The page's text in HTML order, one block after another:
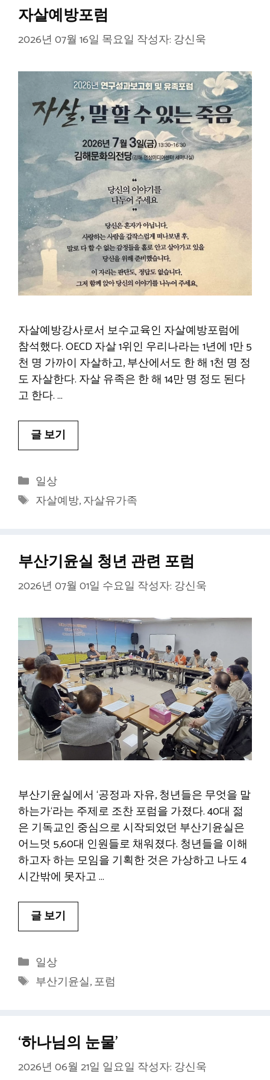
자살예방포럼
2026년 07월 16일 목요일 작성자: 강신욱
자살예방강사로서 보수교육인 자살예방포럼에
참석했다. OECD 자살 1위인 우리나라는 1년에 1만 5
천 명 가까이 자살하고, 부산에서도 한 해 1천 명 정
도 자살한다. 자살 유족은 한 해 14만 명 정도 된다
고 한다. …
글 보기
카
테
고
일상
태
자살예방,자살유가족
부산기윤실 청년 관련 포럼
2026년 07월 01일 수요일 작성자: 강신욱
부산기윤실에서 ‘공정과 자유, 청년들은 무엇을 말
하는가‘라는 주제로 조찬 포럼을 가졌다. 40대 젊
은 기독교인 중심으로 시작되었던 부산기윤실은
어느덧 5,60대 인원들로 채워졌다. 청년들을 이해
하고자 하는 모임을 기획한 것은 가상하고 나도 4
시간밖에 못자고 …
글 보기
카
테
고
일상
태
부산기윤실,포럼
‘하나님의 눈물’
2026년 06월 21일 일요일 작성자: 강신욱